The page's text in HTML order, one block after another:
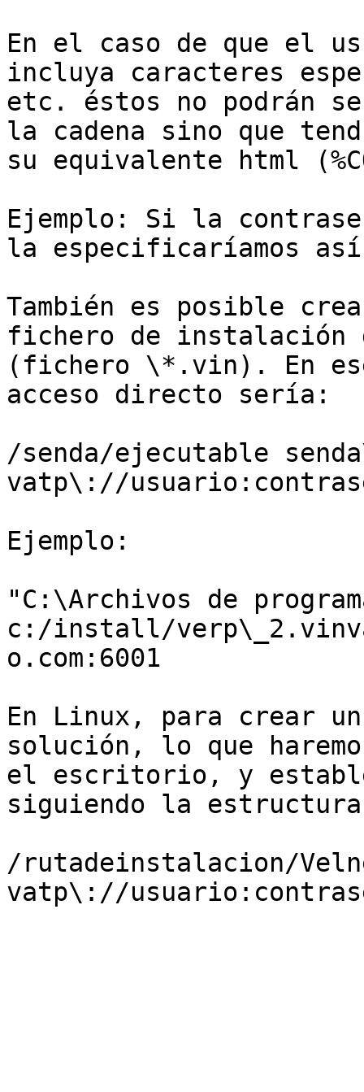
En el caso de que el
incluya caracteres
etc. éstos no podrán
la cadena sino que
su equivalente html
Ejemplo: Si la
la especificaríamos así:
También es posible
fichero de instalación
(fichero \*.vin). En
acceso directo sería:
/senda/ejecutable
vatp\://
Ejemplo:
"C:\Archivos de
c:/install/
o.com:6001
En Linux, para crear
solución, lo que
el escritorio, y
siguiendo la
/rutadeinstalacion/